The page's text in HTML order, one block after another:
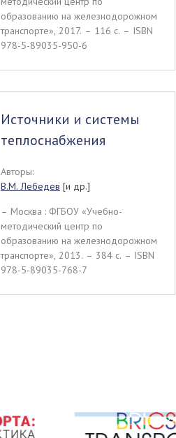
образованию на железнодорожном
транспорте», 2017. – 116 c. – ISBN
978-5-89035-950-6
Источники и системы
теплоснабжения
Авторы:
В.М. Лебедев [и др.]
– Москва : ФГБОУ «Учебно-
методический центр по
образованию на железнодорожном
транспорте», 2013. – 384 c. – ISBN
978-5-89035-768-7